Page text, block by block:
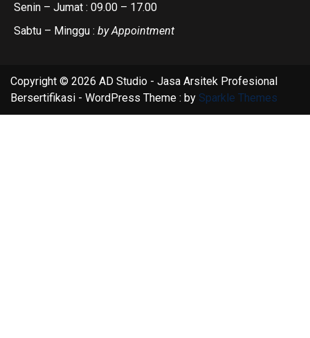
Senin – Jumat : 09.00 – 17.00
Sabtu – Minggu : by Appointment
Copyright © 2026 AD Studio - Jasa Arsitek Profesional
Bersertifikasi - WordPress Theme : by Sparkle Themes